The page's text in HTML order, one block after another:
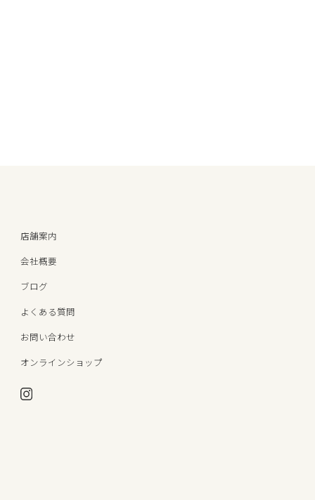
店舗案内
会社概要
ブログ
よくある質問
お問い合わせ
オンラインショップ